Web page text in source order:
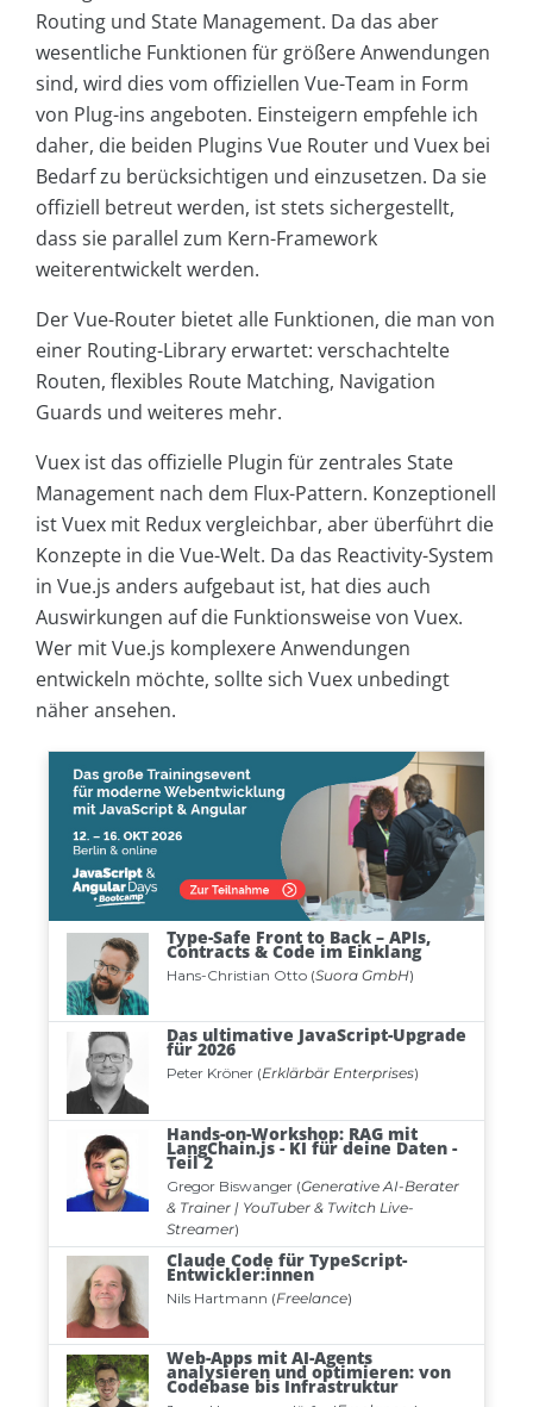
Routing und State Management. Da das aber
wesentliche Funktionen für größere Anwendungen
sind, wird dies vom offiziellen Vue-Team in Form
von Plug-ins angeboten. Einsteigern empfehle ich
daher, die beiden Plugins Vue Router und Vuex bei
Bedarf zu berücksichtigen und einzusetzen. Da sie
offiziell betreut werden, ist stets sichergestellt,
dass sie parallel zum Kern-Framework
weiterentwickelt werden.
Der Vue-Router bietet alle Funktionen, die man von
einer Routing-Library erwartet: verschachtelte
Routen, flexibles Route Matching, Navigation
Guards und weiteres mehr.
Vuex ist das offizielle Plugin für zentrales State
Management nach dem Flux-Pattern. Konzeptionell
ist Vuex mit Redux vergleichbar, aber überführt die
Konzepte in die Vue-Welt. Da das Reactivity-System
in Vue.js anders aufgebaut ist, hat dies auch
Auswirkungen auf die Funktionsweise von Vuex.
Wer mit Vue.js komplexere Anwendungen
entwickeln möchte, sollte sich Vuex unbedingt
näher ansehen.